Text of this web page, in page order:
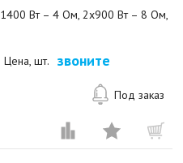
Вт – 4 Ом, 2х900 Вт – 8 Ом,
Цена, шт. звоните
Под заказ